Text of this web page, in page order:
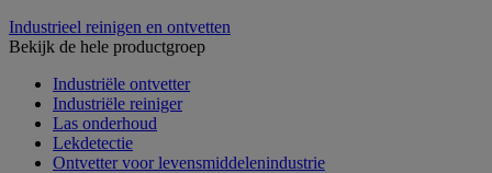
Industrieel reinigen en ontvetten
Bekijk de hele productgroep
Industriële ontvetter
Industriële reiniger
Las onderhoud
Lekdetectie
Ontvetter voor levensmiddelenindustrie